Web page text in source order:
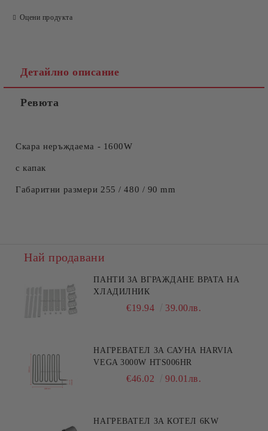
Оцени продукта
Детайлно описание
Ревюта
Скара неръждаема - 1600W
с капак
Габаритни размери 255 / 480 / 90 mm
Най продавани
ПАНТИ ЗА ВГРАЖДАНЕ ВРАТА НА
ХЛАДИЛНИК
€19.94 39.00лв.
НАГРЕВАТЕЛ ЗА САУНА HARVIA
VEGA 3000W HTS006HR
€46.02 90.01лв.
НАГРЕВАТЕЛ ЗА КОТЕЛ 6KW